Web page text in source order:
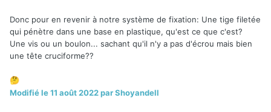
Donc pour en revenir à notre système de fixation: Une tige filetée
qui pénètre dans une base en plastique, qu'est ce que c'est?
Une vis ou un boulon... sachant qu'il n'y a pas d'écrou mais bien
une tête cruciforme??
🤔
Modifiéle 11 août 2022par Shoyandell